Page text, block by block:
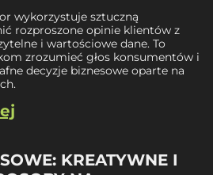
wykorzystuje sztuczną
rozproszone opinie klientów z
i wartościowe dane. To
zrozumieć głos konsumentów i
decyzje biznesowe oparte na
KREATYWNE I